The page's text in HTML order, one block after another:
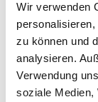
Wir verwenden
zu können und
analysieren.
Verwendung
soziale Medien,
Ring -